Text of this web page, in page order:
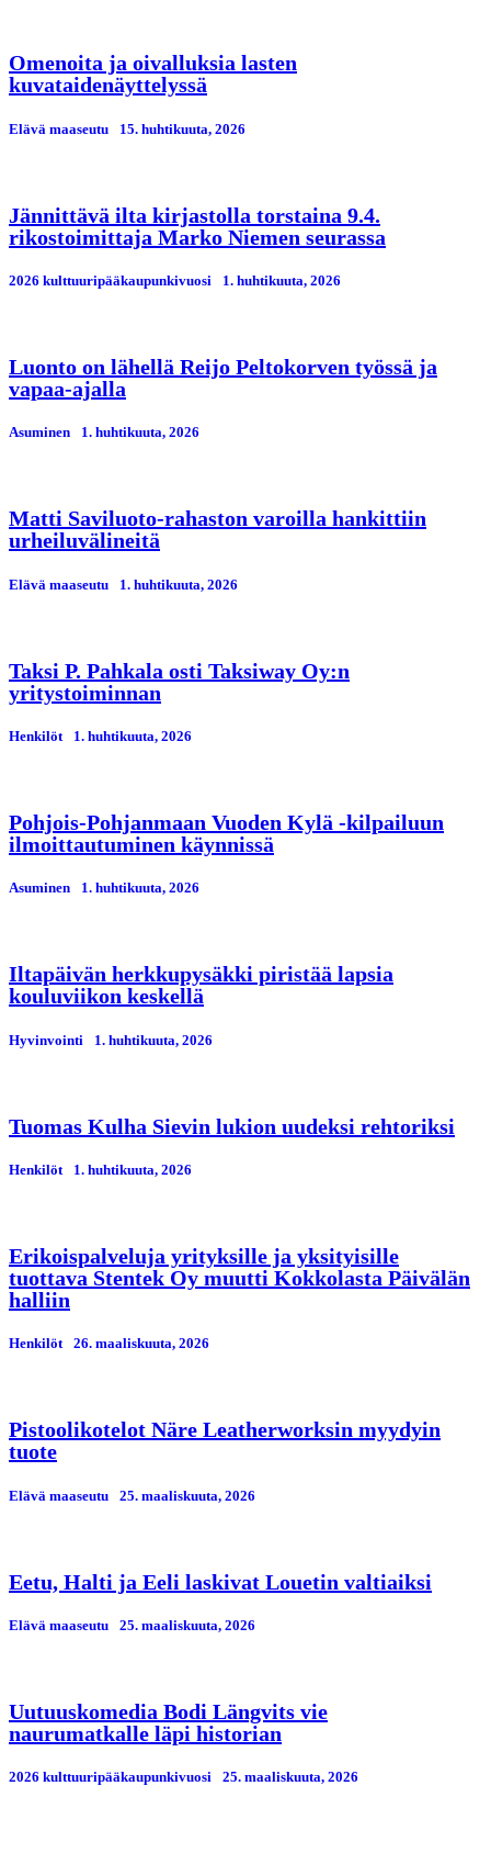
Omenoita ja oivalluksia lasten
kuvataidenäyttelyssä
Elävä maaseutu 15. huhtikuuta, 2026
Jännittävä ilta kirjastolla torstaina 9.4.
rikostoimittaja Marko Niemen seurassa
2026 kulttuuripääkaupunkivuosi 1. huhtikuuta, 2026
Luonto on lähellä Reijo Peltokorven työssä ja
vapaa-ajalla
Asuminen 1. huhtikuuta, 2026
Matti Saviluoto-rahaston varoilla hankittiin
urheiluvälineitä
Elävä maaseutu 1. huhtikuuta, 2026
Taksi P. Pahkala osti Taksiway Oy:n
yritystoiminnan
Henkilöt 1. huhtikuuta, 2026
Pohjois-Pohjanmaan Vuoden Kylä -kilpailuun
ilmoittautuminen käynnissä
Asuminen 1. huhtikuuta, 2026
Iltapäivän herkkupysäkki piristää lapsia
kouluviikon keskellä
Hyvinvointi 1. huhtikuuta, 2026
Tuomas Kulha Sievin lukion uudeksi rehtoriksi
Henkilöt 1. huhtikuuta, 2026
Erikoispalveluja yrityksille ja yksityisille
tuottava Stentek Oy muutti Kokkolasta Päivälän
halliin
Henkilöt 26. maaliskuuta, 2026
Pistoolikotelot Näre Leatherworksin myydyin
tuote
Elävä maaseutu 25. maaliskuuta, 2026
Eetu, Halti ja Eeli laskivat Louetin valtiaiksi
Elävä maaseutu 25. maaliskuuta, 2026
Uutuuskomedia Bodi Längvits vie
naurumatkalle läpi historian
2026 kulttuuripääkaupunkivuosi 25. maaliskuuta, 2026